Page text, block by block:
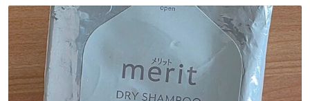
ト
数
数